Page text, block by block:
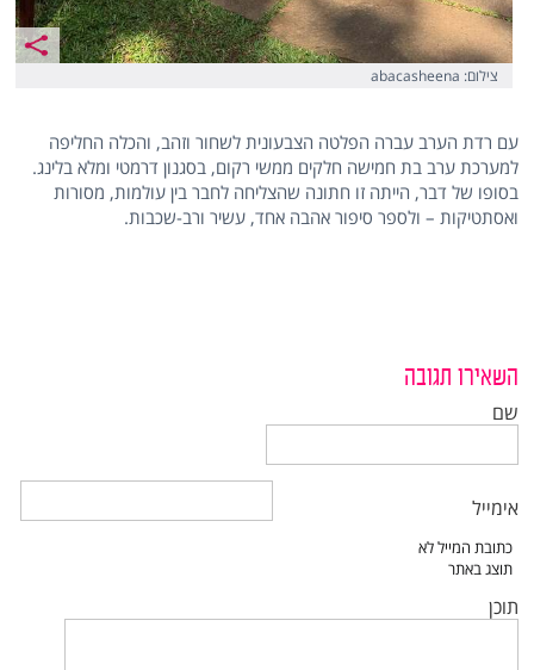
צילום: abacasheena
עם רדת הערב עברה הפלטה הצבעונית לשחור וזהב, והכלה החליפה
למערכת ערב בת חמישה חלקים ממשי רקום, בסגנון דרמטי ומלא בלינג.
בסופו של דבר, הייתה זו חתונה שהצליחה לחבר בין עולמות, מסורות
ואסתטיקות – ולספר סיפור אהבה אחד, עשיר ורב-שכבות.
השאירו תגובה
שם
אימייל
תוכן